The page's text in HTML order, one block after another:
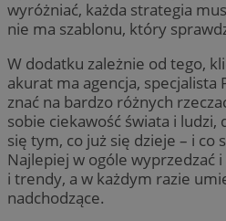
wyróżniać, każda strategia
nie ma szablonu, który
W dodatku zależnie od tego,
akurat ma agencja, specjalista
znać na bardzo różnych
sobie ciekawość świata i
się tym, co już się dzieje – i co
Najlepiej w ogóle wyprzedzać
i trendy, a w każdym razie
nadchodzące.